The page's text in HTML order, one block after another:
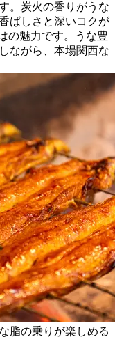
。炭火の香りがうな
ばしさと深いコクが
の魅力です。うな豊
ながら、本場関西な
脂の乗りが楽しめる